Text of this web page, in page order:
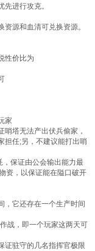
进行攻克。
源和血清可兑换资源。
性价比为
家
塔无法产出伏兵偷家，
担任;另，不建议能打出哨
保证由公会输出能力最
资，以保证能在隘口破开
，它还存在一个生产时间
战，即一个玩家这两天可
证驻守的几名指挥官极限